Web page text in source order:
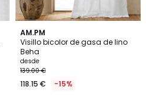
AM.PM
Visillo bicolor de gasa de lino
Beha
desde
139.00 €
118.15 € -15%
4,4
/ 5